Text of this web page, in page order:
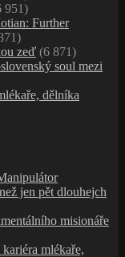
951)
Further
zeď (6 871)
soul mezi
dělníka
jen pět dlouhejch
misionáře
mlékaře,